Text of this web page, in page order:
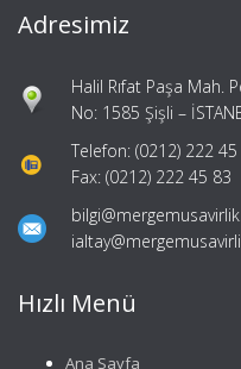
Adresimiz
Halil Rıfat Paşa Mah.
No: 1585 Şişli –
Telefon: (0212) 222
Fax: (0212) 222 45 83
Hızlı Menü
Ana Sayfa